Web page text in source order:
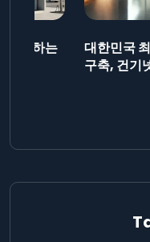
제출하는
대한민국
구축, 건기